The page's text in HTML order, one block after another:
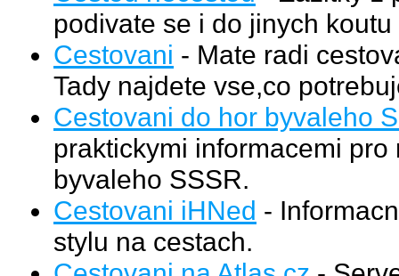
podivate se i do jinych koutu
Cestovani - Mate radi
Tady najdete vse,co
Cestovani do hor byvaleho
praktickymi informacemi
byvaleho SSSR.
Cestovani iHNed -
stylu na cestach.